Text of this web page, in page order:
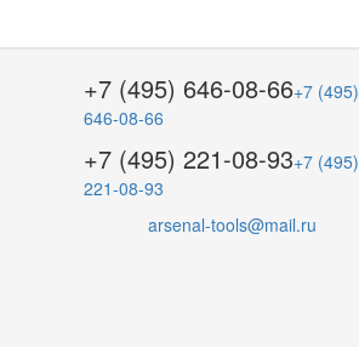
+7 (495) 646-08-66+7 (495)
646-08-66
+7 (495) 221-08-93+7 (495)
221-08-93
arsenal-tools@mail.ru